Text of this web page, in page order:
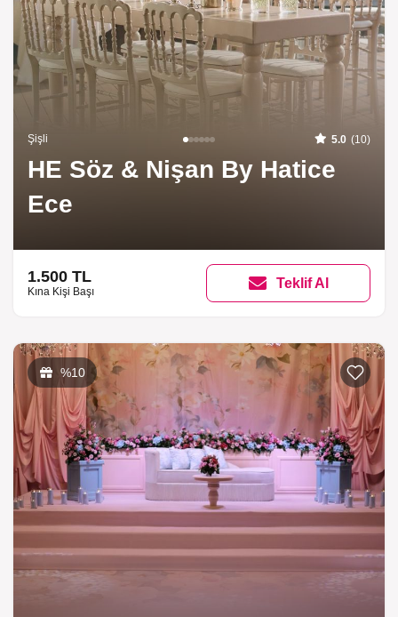
Şişli 5.0 (10)
HE Söz & Nişan By Hatice
Ece
1.500 TL
Kına Kişi Başı
Teklif Al
%10